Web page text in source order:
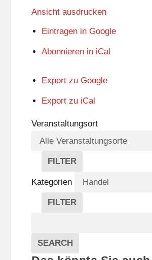
Ansicht ausdrucken
Eintragen in Google
Abonnieren in iCal
Export zu Google
Export zu iCal
Veranstaltungsort
FILTER
V
E
R
A
A
L
Kategorien
FILTER
E
G
Veranstaltungen
SEARCH